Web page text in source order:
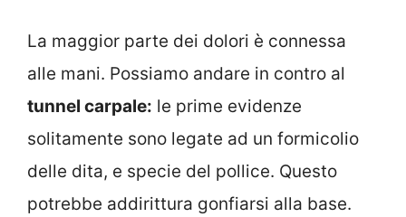
La maggior parte dei dolori è connessa
alle mani. Possiamo andare in contro al
tunnel carpale: le prime evidenze
solitamente sono legate ad un formicolio
delle dita, e specie del pollice. Questo
potrebbe addirittura gonfiarsi alla base.